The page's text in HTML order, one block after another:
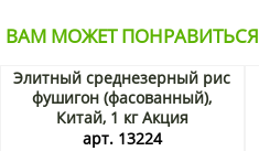
ВАМ МОЖЕТ ПОНРАВИТЬСЯ
Элитный среднезерный рис
фушигон (фасованный),
Китай, 1 кг Акция
арт. 13224